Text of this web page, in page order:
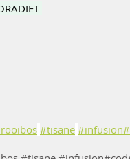
#tisane #infusion